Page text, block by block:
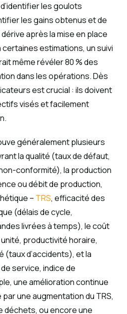
les goulots
les gains obtenus et de
après la mise en place
certaines estimations, un suivi
même révéler 80 % des
dans les opérations. Dès
est crucial : ils doivent
visés et facilement
généralement plusieurs
la qualité (taux de défaut,
conformité), la production
ou débit de production,
– TRS, efficacité des
(délais de cycle,
livrées à temps), le coût
productivité horaire,
(taux d’accidents), et la
service, indice de
une amélioration continue
une augmentation du TRS,
déchets, ou encore une